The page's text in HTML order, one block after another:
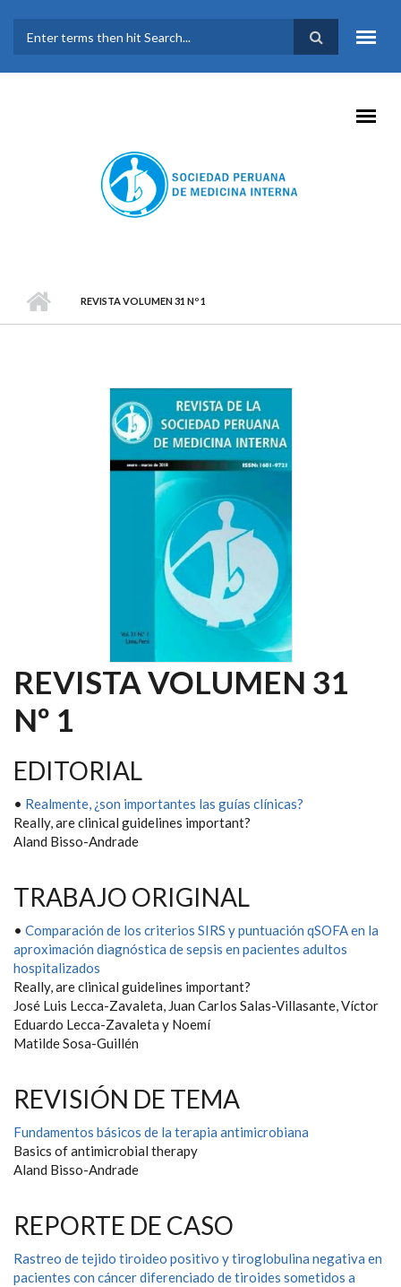
FORMULARIO DE
BÚSQUEDA
REVISTA VOLUMEN 31 Nº 1
REVISTA VOLUMEN 31
Nº 1
EDITORIAL
• Realmente, ¿son importantes las guías clínicas?
Really, are clinical guidelines important?
Aland Bisso-Andrade
TRABAJO ORIGINAL
• Comparación de los criterios SIRS y puntuación qSOFA en la
aproximación diagnóstica de sepsis en pacientes adultos
hospitalizados
Really, are clinical guidelines important?
José Luis Lecca-Zavaleta, Juan Carlos Salas-Villasante, Víctor
Eduardo Lecca-Zavaleta y Noemí
Matilde Sosa-Guillén
REVISIÓN DE TEMA
Fundamentos básicos de la terapia antimicrobiana
Basics of antimicrobial therapy
Aland Bisso-Andrade
REPORTE DE CASO
Rastreo de tejido tiroideo positivo y tiroglobulina negativa en
pacientes con cáncer diferenciado de tiroides sometidos a